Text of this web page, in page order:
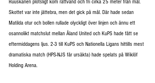
Ruuskanen plötsligt kom rättvänd och fri cirka 25 meter från mål.
Skottet var inte jättebra, men det gick på mål. Där hade sedan
Matilda otur och bollen rullade olyckligt över linjen och ännu ett
osannolikt matchslut mellan Åland United och KuPS hade fått se
eftermiddagens ljus. 2-3 till KuPS och Nationella Ligans hittills mest
dramatiska match (HPS-NJS får ursäkta) hade spelats på Wiklöf
Holding Arena.